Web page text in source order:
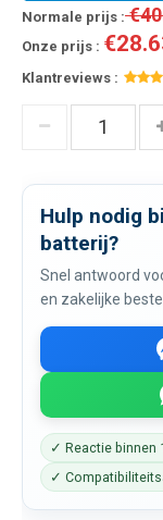
Normale prijs :
Onze prijs :
Klantreviews :
Hulp nodig
batterij?
Snel antwoord
en zakelijke
✓ Reactie binnen
✓